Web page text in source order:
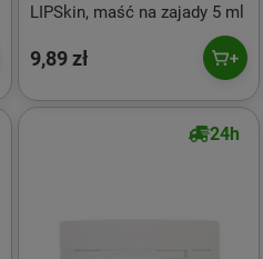
LIPSkin, maść na zajady 5 ml
9,89 zł
24h